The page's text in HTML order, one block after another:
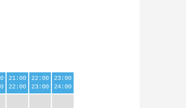
21:00
22:00
22:00
23:00
23:00
24:00